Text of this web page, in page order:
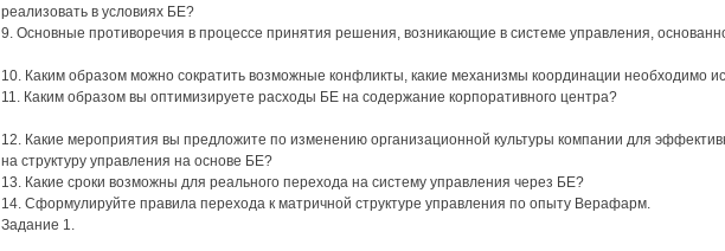
реализовать в условиях БЕ?
9. Основные противоречия в процессе принятия решения, возникающие в системе управления,
10. Каким образом можно сократить возможные конфликты, какие механизмы координации необходимо
11. Каким образом вы оптимизируете расходы БЕ на содержание корпоративного центра?
12. Какие мероприятия вы предложите по изменению организационной культуры компании для
на структуру управления на основе БЕ?
13. Какие сроки возможны для реального перехода на систему управления через БЕ?
14. Сформулируйте правила перехода к матричной структуре управления по опыту Верафарм.
Задание 1.